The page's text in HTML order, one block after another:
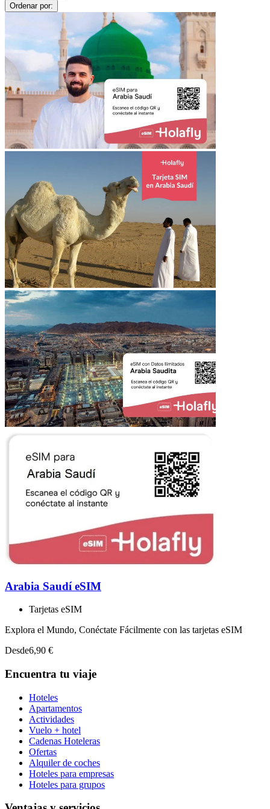
Ordenar por:
Arabia Saudí eSIM
Tarjetas eSIM
Explora el Mundo, Conéctate Fácilmente con las tarjetas eSIM
Desde6,90 €
Encuentra tu viaje
Hoteles
Apartamentos
Actividades
Vuelo + hotel
Cadenas Hoteleras
Ofertas
Alquiler de coches
Hoteles para empresas
Hoteles para grupos